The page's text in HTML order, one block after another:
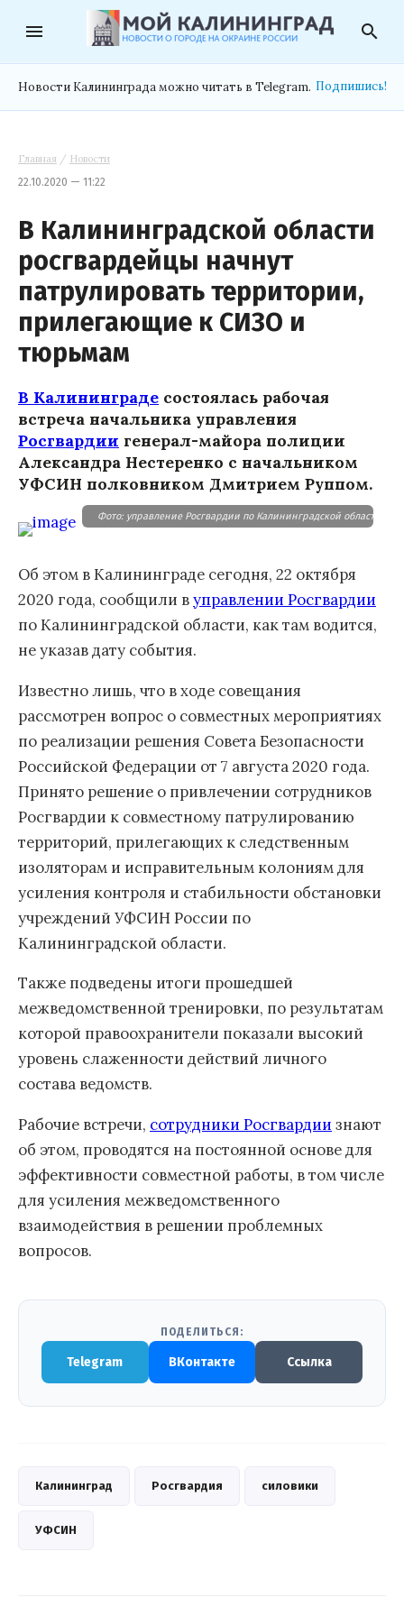
menu search
Новости Калининграда можно читать в Telegram. Подпишись!
Главная / Новости
22.10.2020 — 11:22
В Калининградской области
росгвардейцы начнут
патрулировать территории,
прилегающие к СИЗО и
тюрьмам
В Калининграде состоялась рабочая
встреча начальника управления
Росгвардии генерал-майора полиции
Александра Нестеренко с начальником
УФСИН полковником Дмитрием Руппом.
Фото: управление Росгвардии по Калининградской области.
Об этом в Калининграде сегодня, 22 октября
2020 года, сообщили вуправлении Росгвардии
по Калининградской области, как там водится,
не указав дату события.
Известно лишь, что в ходе совещания
рассмотрен вопрос о совместных мероприятиях
по реализации решения Совета Безопасности
Российской Федерации от 7 августа 2020 года.
Принято решение о привлечении сотрудников
Росгвардии к совместному патрулированию
территорий, прилегающих к следственным
изоляторам и исправительным колониям для
усиления контроля и стабильности обстановки
учреждений УФСИН России по
Калининградской области.
Также подведены итоги прошедшей
межведомственной тренировки, по результатам
которой правоохранители показали высокий
уровень слаженности действий личного
состава ведомств.
Рабочие встречи, сотрудники Росгвардии знают
об этом, проводятся на постоянной основе для
эффективности совместной работы, в том числе
для усиления межведомственного
взаимодействия в решении проблемных
вопросов.
ПОДЕЛИТЬСЯ:
Telegram ВКонтакте Ссылка
Калининград Росгвардия силовики
УФСИН